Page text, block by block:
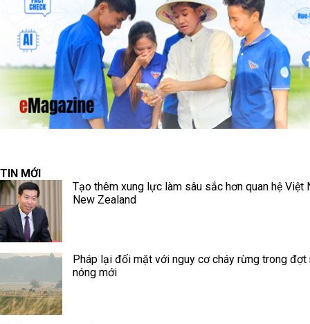
TIN MỚI
Tạo thêm xung lực làm sâu sắc hơn quan hệ Việt
New Zealand
Pháp lại đối mặt với nguy cơ cháy rừng trong đợt
nóng mới